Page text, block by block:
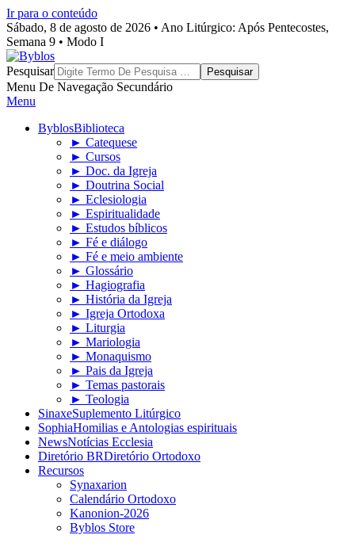
Ir para o conteúdo
Sábado, 8 de agosto de 2026 • Ano Litúrgico: Após Pentecostes,
Semana 9 • Modo I
Byblos
Pesquisar
Menu De Navegação Secundário
Menu
ByblosBiblioteca
► Catequese
► Cursos
► Doc. da Igreja
► Doutrina Social
► Eclesiologia
► Espiritualidade
► Estudos bíblicos
► Fé e diálogo
► Fé e meio ambiente
► Glossário
► Hagiografia
► História da Igreja
► Igreja Ortodoxa
► Liturgia
► Mariologia
► Monaquismo
► Pais da Igreja
► Temas pastorais
► Teologia
SinaxeSuplemento Litúrgico
SophiaHomilias e Antologias espirituais
NewsNotícias Ecclesia
Diretório BRDiretório Ortodoxo
Recursos
Synaxarion
Calendário Ortodoxo
Kanonion-2026
Byblos Store